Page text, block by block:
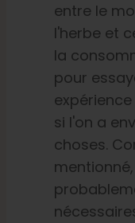
entre le
l'herbe et
la
pour
si l'on a
choses.